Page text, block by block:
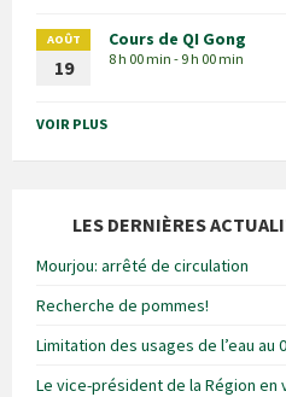
AOÛT
19
Cours de QI Gong
8 h 00 min - 9 h 00 min
VOIR PLUS
LES DERNIÈRES
Mourjou: arrêté de circulation
Recherche de pommes!
Limitation des usages de l’eau au
Le vice-président de la Région en